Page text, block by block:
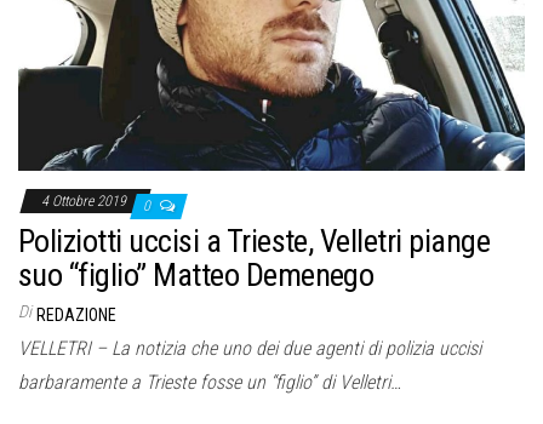
4 Ottobre 2019 0
Poliziotti uccisi a Trieste, Velletri piange
suo “figlio” Matteo Demenego
Di REDAZIONE
VELLETRI – La notizia che uno dei due agenti di polizia uccisi
barbaramente a Trieste fosse un “figlio” di Velletri…